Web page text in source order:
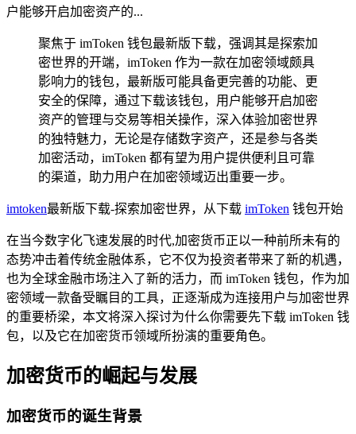
户能够开启加密资产的...
聚焦于 imToken 钱包最新版下载，强调其是探索加
密世界的开端，imToken 作为一款在加密领域颇具
影响力的钱包，最新版可能具备更完善的功能、更
安全的保障，通过下载该钱包，用户能够开启加密
资产的管理与交易等相关操作，深入体验加密世界
的独特魅力，无论是存储数字资产，还是参与各类
加密活动，imToken 都有望为用户提供便利且可靠
的渠道，助力用户在加密领域迈出重要一步。
imtoken最新版下载-探索加密世界，从下载 imToken 钱包开始
在当今数字化飞速发展的时代,加密货币正以一种前所未有的
态势冲击着传统金融体系，它不仅为投资者带来了新的机遇，
也为全球金融市场注入了新的活力，而 imToken 钱包，作为加
密领域一款备受瞩目的工具，正逐渐成为连接用户与加密世界
的重要桥梁，本文将深入探讨为什么你需要先下载 imToken 钱
包，以及它在加密货币领域所扮演的重要角色。
加密货币的崛起与发展
加密货币的诞生背景